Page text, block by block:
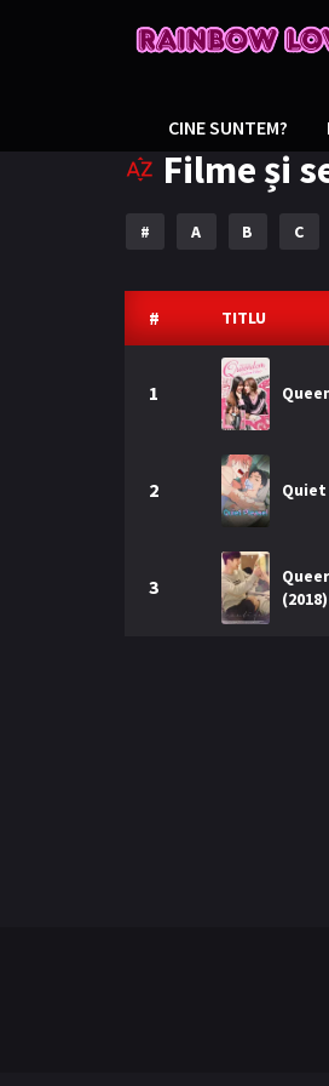
CINE SUNTEM?
Filme și
# A B C
# TITLU
1
2 Quiet
3
(2018)